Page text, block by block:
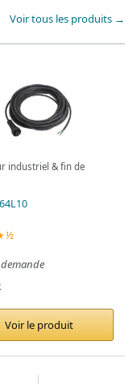
Voir tous les produits →
industriel & fin de
Voir le produit